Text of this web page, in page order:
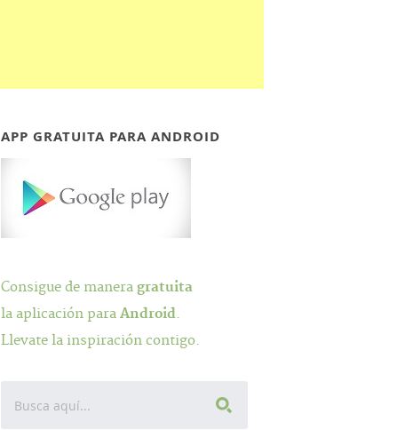
APP GRATUITA PARA ANDROID
Consigue de maneragratuita
la aplicación paraAndroid.
Llevate la inspiración contigo.